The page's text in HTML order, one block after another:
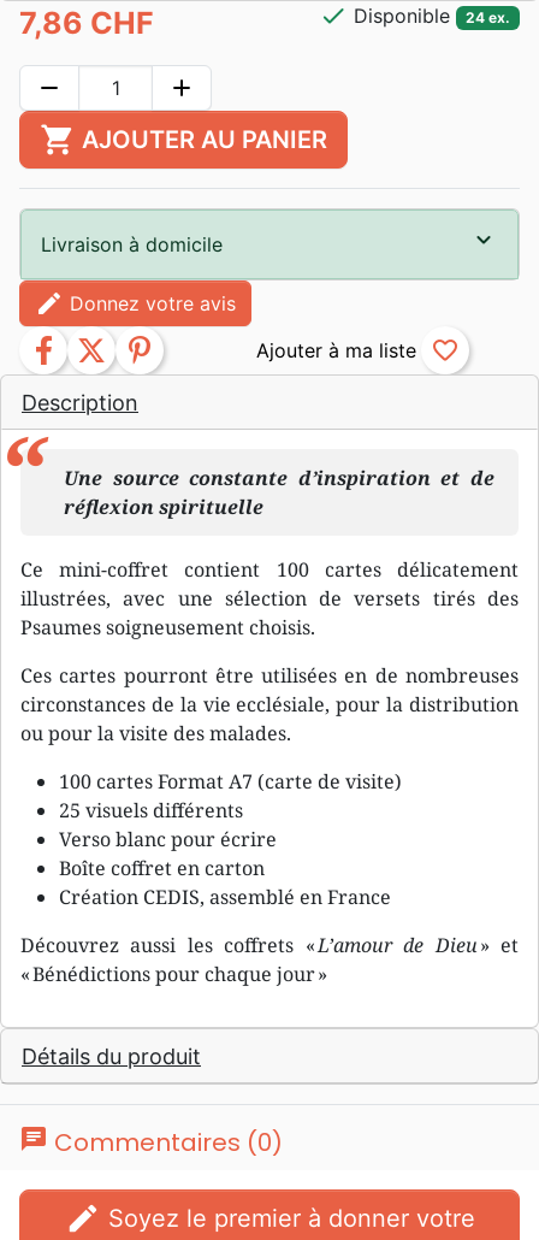
Description
Une source constante d’inspiration et de
réflexion spirituelle
Ce mini-coffret contient 100 cartes délicatement
illustrées, avec une sélection de versets tirés des
Psaumes soigneusement choisis.
Ces cartes pourront être utilisées en de nombreuses
circonstances de la vie ecclésiale, pour la distribution
ou pour la visite des malades.
100 cartes Format A7 (carte de visite)
25 visuels différents
Verso blanc pour écrire
Boîte coffret en carton
Création CEDIS, assemblé en France
Découvrez aussi les coffrets «L’amour de Dieu» et
« Bénédictions pour chaque jour »
Détails du produit
7,86 CHF check Disponible 24 ex.
remove add
shopping_cart AJOUTER AU PANIER
Livraison à domicile
edit Donnez votre avis
facebook twitter pinterest favorite_border
chat Commentaires (0)
edit